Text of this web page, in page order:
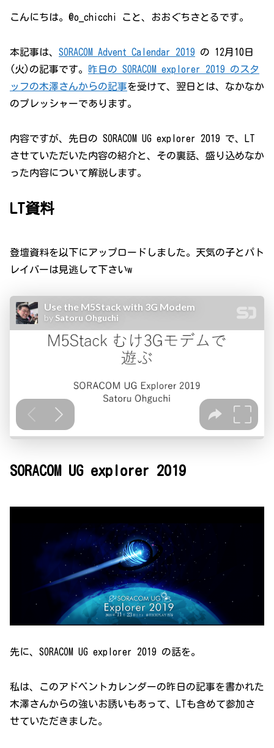
こんにちは。@o_chicchi こと、おおぐちさとるです。
本記事は、 SORACOM Advent Calendar 2019 の 12月10日
(火)の記事です。
昨日の SORACOM explorer 2019 のスタ
ッフの木澤さんからの記事を受けて、翌日とは、なかなか
のプレッシャーであります。
内容ですが、先日の SORACOM UG explorer 2019 で、LT
させていただいた内容の紹介と、その裏話、盛り込めなか
った内容について解説します。
LT資料
登壇資料を以下にアップロードしました。天気の子とパト
レイバーは見逃して下さいw
SORACOM UG explorer 2019
先に、SORACOM UG explorer 2019 の話を。
私は、このアドベントカレンダーの昨日の記事を書かれた
木澤さんからの強いお誘いもあって、LTも含めて参加さ
せていただきました。